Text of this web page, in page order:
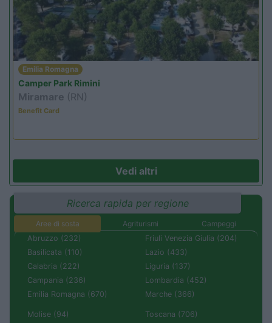
Emilia Romagna
Camper Park Rimini
Miramare (RN)
Benefit Card
Vedi altri
Ricerca rapida per regione
Aree di sosta Agriturismi
Campeggi
Abruzzo (232)
Basilicata (110)
Calabria (222)
Campania (236)
Emilia Romagna (670)
Friuli Venezia Giulia (204)
Lazio (433)
Liguria (137)
Lombardia (452)
Marche (366)
Molise (94) Toscana (706)